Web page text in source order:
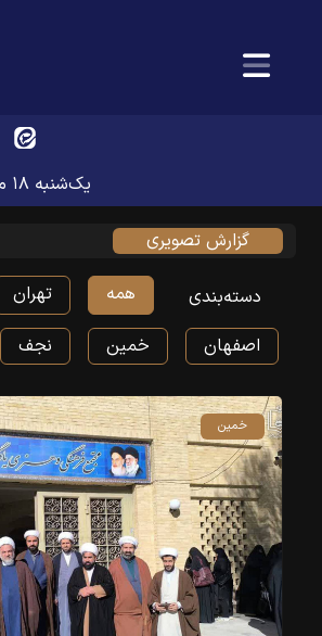
یک‌شنبه ۱۸ مرداد ۱۴۰۵ - ۰۶:۲۳
گزارش تصویری
دسته‌بندی همه تهران
اصفهان
خمین نجف
خمین